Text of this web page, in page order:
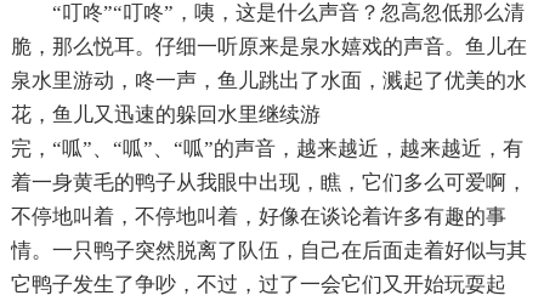
“叮咚”“叮咚”，咦，这是什么声音？忽高忽低那么清
脆，那么悦耳。仔细一听原来是泉水嬉戏的声音。鱼儿在
泉水里游动，咚一声，鱼儿跳出了水面，溅起了优美的水
花，鱼儿又迅速的躲回水里继续游
完，“呱”、“呱”、“呱”的声音，越来越近，越来越近，有
着一身黄毛的鸭子从我眼中出现，瞧，它们多么可爱啊，
不停地叫着，不停地叫着，好像在谈论着许多有趣的事
情。一只鸭子突然脱离了队伍，自己在后面走着好似与其
它鸭子发生了争吵，不过，过了一会它们又开始玩耍起